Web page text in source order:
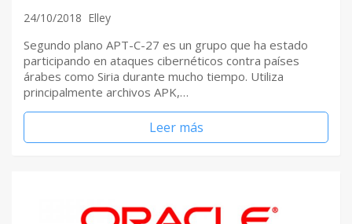
24/10/2018 Elley
Segundo plano APT-C-27 es un grupo que ha estado
participando en ataques cibernéticos contra países
árabes como Siria durante mucho tiempo. Utiliza
principalmente archivos APK,…
Leer más